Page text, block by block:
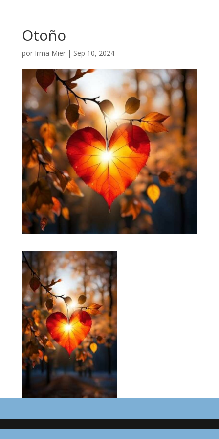
Otoño
por Irma Mier| Sep 10, 2024